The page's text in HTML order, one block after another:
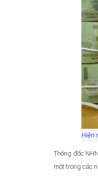
Hiện
Thống đốc
một trong các